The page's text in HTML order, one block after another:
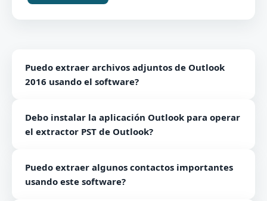
Puedo extraer archivos adjuntos de Outlook
2016 usando el software?
con el software.
Debo instalar la aplicación Outlook para operar
el extractor PST de Outlook?
una herramienta independiente que funciona sin
Outlook.
Puedo extraer algunos contactos importantes
usando este software?